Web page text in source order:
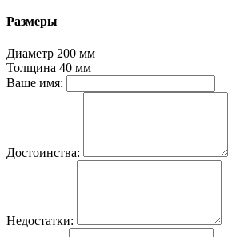
Размеры
Диаметр 200 мм
Толщина 40 мм
Ваше имя:
Достоинства:
Недостатки: